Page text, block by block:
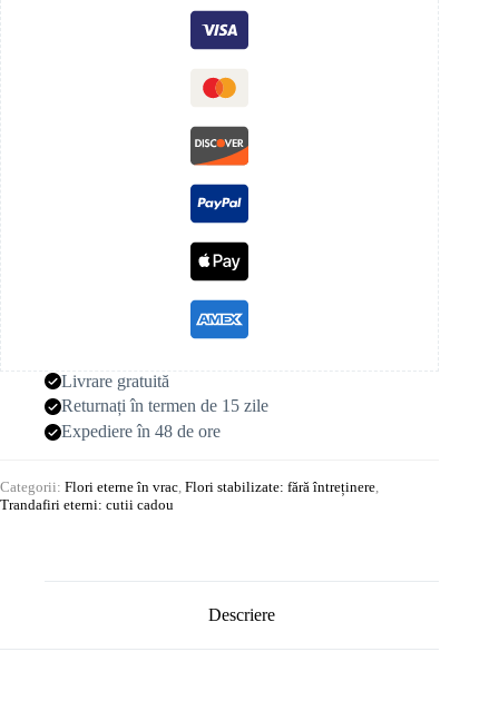
Livrare gratuită
Returnați în termen de 15 zile
Expediere în 48 de ore
Categorii: Flori eterne în vrac, Flori stabilizate: fără întreținere,
Trandafiri eterni: cutii cadou
Descriere